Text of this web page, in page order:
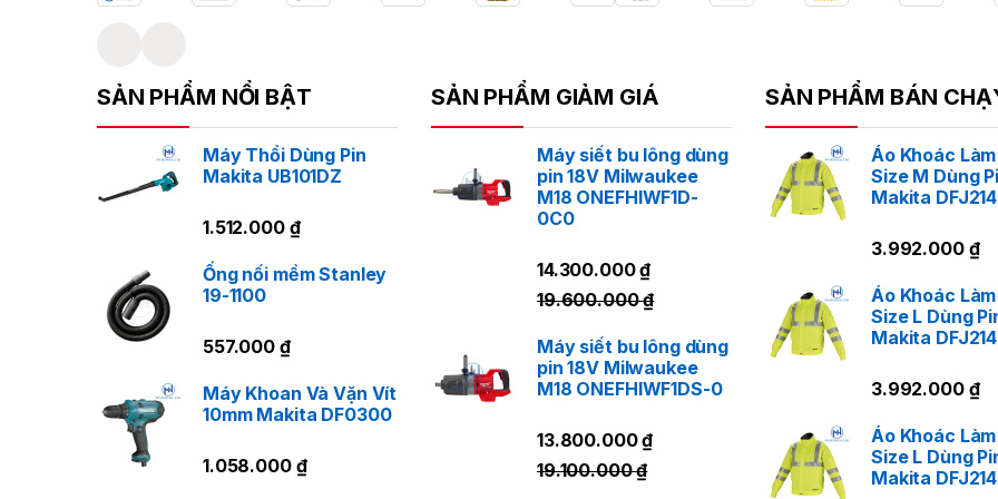
Dùng để siết/mở bu lông trong lắp ráp cơ khí, kết
Phù hợp cho thợ kỹ thuật, bảo trì, cơ khí, xây dựng
Ưu Điểm Nổi Bật
Hiệu suất cực cao – bền bỉ – an toàn tuyệt đối.
Pin XGT 40Vmax cho sức mạnh tương đương máy
Thiết kế hiện đại, thao tác linh hoạt, độ tin cậy cao.
Thương hiệu Makita Nhật Bản – lựa chọn hàng đầu
SẢN PHẨM NỔI BẬT
Máy Thổi Dùng Pin
Makita UB101DZ
1.512.000 ₫
Ống nối mềm Stanley
19-1100
557.000 ₫
Máy Khoan Và Vặn Vít
10mm Makita DF0300
1.058.000 ₫
SẢN PHẨM GIẢM GIÁ
Máy siết bu lông dùng
pin 18V Milwaukee
M18 ONEFHIWF1D-
0C0
14.300.000₫
19.600.000₫
Máy siết bu lông dùng
pin 18V Milwaukee
M18 ONEFHIWF1DS-0
13.800.000₫
19.100.000₫
SẢN PHẨM BÁN
Áo Khoác
Size M Dùng
Makita
3.992.000 ₫
Áo Khoác
Size L Dùng
Makita
3.992.000 ₫
Áo Khoác
Size L Dùng
Makita